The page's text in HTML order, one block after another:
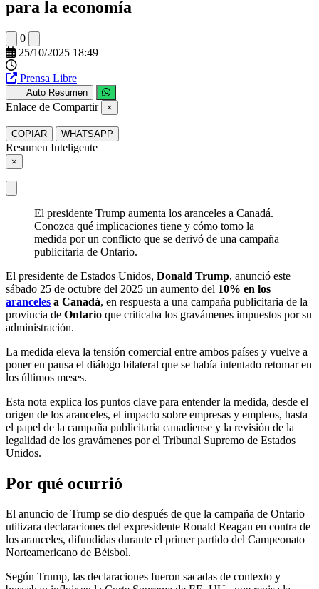
para la economía
0
25/10/2025 18:49
Prensa Libre
Auto Resumen
Enlace de Compartir ×
COPIAR WHATSAPP
Resumen Inteligente
×
El presidente Trump aumenta los aranceles a Canadá.
Conozca qué implicaciones tiene y cómo tomo la
medida por un conflicto que se derivó de una campaña
publicitaria de Ontario.
El presidente de Estados Unidos, Donald Trump, anunció este
sábado 25 de octubre del 2025 un aumento del 10% en los
aranceles a Canadá, en respuesta a una campaña publicitaria de la
provincia de Ontario que criticaba los gravámenes impuestos por su
administración.
La medida eleva la tensión comercial entre ambos países y vuelve a
poner en pausa el diálogo bilateral que se había intentado retomar en
los últimos meses.
Esta nota explica los puntos clave para entender la medida, desde el
origen de los aranceles, el impacto sobre empresas y empleos, hasta
el papel de la campaña publicitaria canadiense y la revisión de la
legalidad de los gravámenes por el Tribunal Supremo de Estados
Unidos.
Por qué ocurrió
El anuncio de Trump se dio después de que la campaña de Ontario
utilizara declaraciones del expresidente Ronald Reagan en contra de
los aranceles, difundidas durante el primer partido del Campeonato
Norteamericano de Béisbol.
Según Trump, las declaraciones fueron sacadas de contexto y